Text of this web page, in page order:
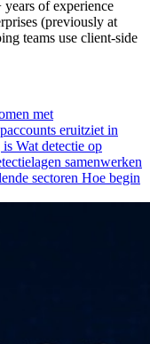
of experience
(previously at
teams use client-side
met
eruitziet in
is Wat detectie op
samenwerken
sectoren Hoe begin